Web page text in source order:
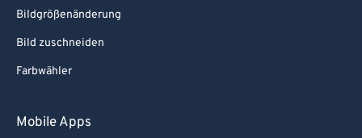
Bildgrößenänderung
Bild zuschneiden
Farbwähler
Mobile Apps